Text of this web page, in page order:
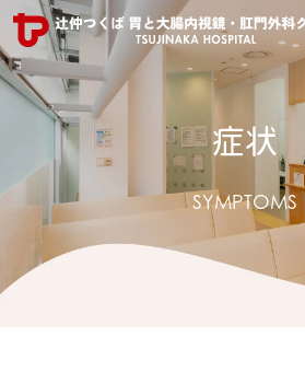
症状
SYMPTOMS